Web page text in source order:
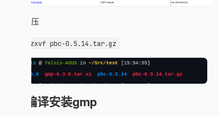
继续解压
tar -zxvf pbc-0.5.14.tar.gz
2.编译安装gmp